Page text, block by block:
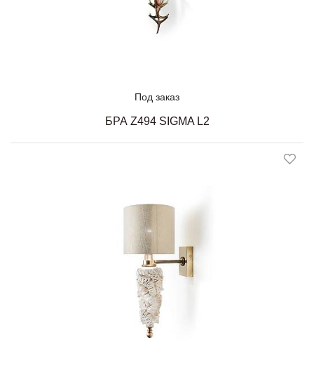
Под заказ
БРА Z494 SIGMA L2